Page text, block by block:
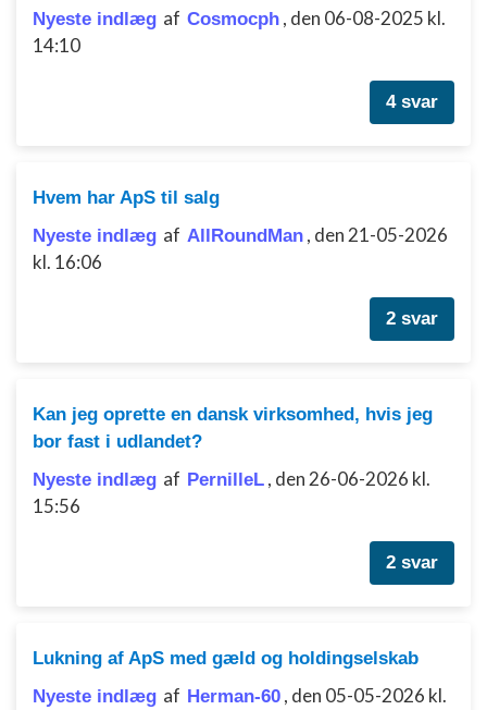
Nyeste indlæg af Cosmocph , den 06-08-2025 kl.
14:10
4 svar
Hvem har ApS til salg
Nyeste indlæg af AllRoundMan , den 21-05-2026
kl. 16:06
2 svar
Kan jeg oprette en dansk virksomhed, hvis jeg
bor fast i udlandet?
Nyeste indlæg af PernilleL , den 26-06-2026 kl.
15:56
2 svar
Lukning af ApS med gæld og holdingselskab
Nyeste indlæg af Herman-60 , den 05-05-2026 kl.